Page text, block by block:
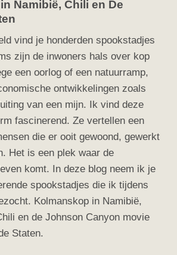
Namibië, Chili en De
vind je honderden spookstadjes
zijn de inwoners hals over kop
een oorlog of een natuurramp,
ontwikkelingen zoals
van een mijn. Ik vind deze
fascinerend. Ze vertellen een
die er ooit gewoond, gewerkt
Het is een plek waar de
komt. In deze blog neem ik je
spookstadjes die ik tijdens
Kolmanskop in Namibië,
en de Johnson Canyon movie
Staten.